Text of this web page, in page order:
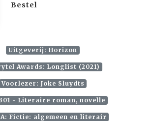
Bestel
Uitgeverij: Horizon
Awards: Longlist (2021)
Voorlezer: Joke Sluydts
301 - Literaire roman, novelle
Fictie: algemeen en literair